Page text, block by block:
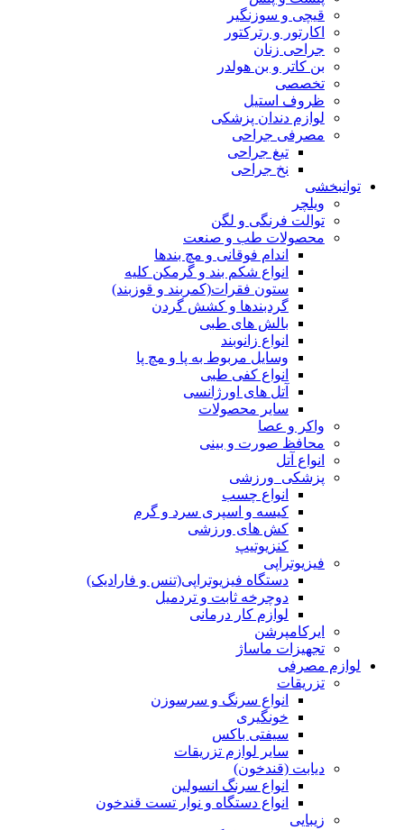
قیچی و سوزنگیر
اکارتور و رترکتور
جراحی زنان
بن کاتر و بن هولدر
تخصصی
ظروف استیل
لوازم دندان پزشکی
مصرفی جراحی
تیغ جراحی
نخ جراحی
توانبخشی
ویلچر
توالت فرنگی و لگن
محصولات طب و صنعت
اندام فوقانی و مچ بندها
انواع شکم بند و گرمکن کلیه
ستون فقرات(کمربند و قوزبند)
گردبندها و کشش گردن
بالش های طبی
انواع زانوبند
وسایل مربوط به پا و مچ پا
انواع کفی طبی
آتل های اورژانسی
سایر محصولات
واکر و عصا
محافظ صورت و بینی
انواع آتل
پزشکی_ورزشی
انواع چسب
کیسه و اسپری سرد و گرم
کش های ورزشی
کنزیوتیپ
فیزیوتراپی
دستگاه فیزیوتراپی(تنس و فارادیک)
دوچرخه ثابت و تردمیل
لوازم کار درمانی
ایرکامپرشن
تجهیزات ماساژ
لوازم مصرفی
تزریقات
انواع سرنگ و سرسوزن
خونگیری
سیفتی باکس
سایر لوازم تزریقات
دیابت (قندخون)
انواع سرنگ انسولین
انواع دستگاه و نوار تست قندخون
زیبایی